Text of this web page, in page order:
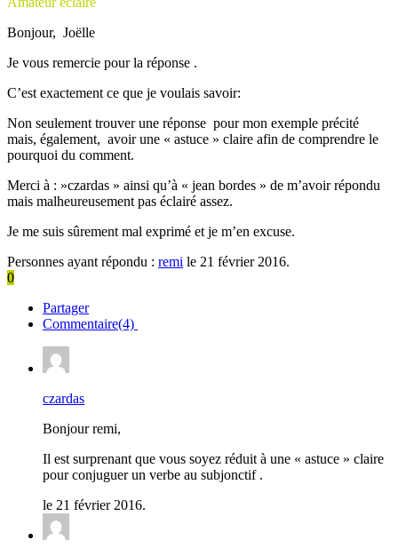
Bonjour, Joëlle
Je vous remercie pour la réponse .
C’est exactement ce que je voulais savoir:
Non seulement trouver une réponse pour mon exemple précité
mais, également, avoir une « astuce » claire afin de comprendre le
pourquoi du comment.
Merci à : »czardas » ainsi qu’à « jean bordes » de m’avoir répondu
mais malheureusement pas éclairé assez.
Je me suis sûrement mal exprimé et je m’en excuse.
Personnes ayant répondu : remi le 21 février 2016.
0
Partager
Commentaire(4)
czardas
Bonjour remi,
Il est surprenant que vous soyez réduit à une « astuce » claire
pour conjuguer un verbe au subjonctif .
le 21 février 2016.